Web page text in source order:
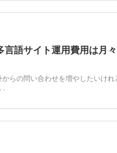
言語サイト運用費用は月
からの問い合わせを増やしたいけ
･